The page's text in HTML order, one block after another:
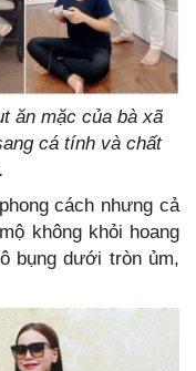
ăn mặc của bà xã
cá tính và chất
cách nhưng cả
không khỏi hoang
bụng dưới tròn ủm,